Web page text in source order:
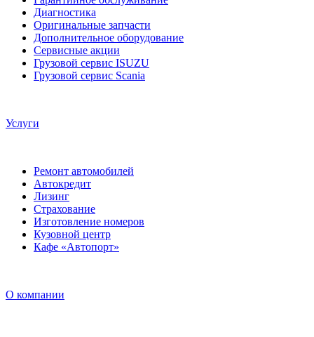
Оригинальные запчасти
Дополнительное оборудование
Сервисные акции
Грузовой сервис ISUZU
Грузовой сервис Scania
Автокредит
Лизинг
Страхование
Изготовление номеров
Кузовной центр
Кафе «Автопорт»